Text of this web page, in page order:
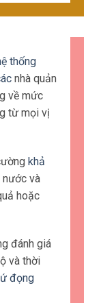
thống
nhà quản
về mức
từ mọi vị
khả
nước và
hoặc
đánh giá
và thời
đọng